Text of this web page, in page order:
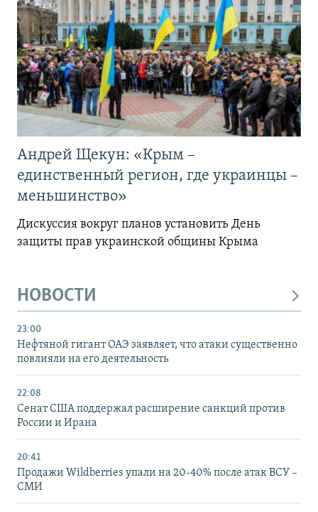
Андрей Щекун: «Крым –
единственный регион, где украинцы –
меньшинство»
Дискуссия вокруг планов установить День
защиты прав украинской общины Крыма
НОВОСТИ
23:00
Нефтяной гигант ОАЭ заявляет, что атаки существенно
повлияли на его деятельность
22:08
Сенат США поддержал расширение санкций против
России и Ирана
20:41
Продажи Wildberries упали на 20-40% после атак ВСУ –
СМИ